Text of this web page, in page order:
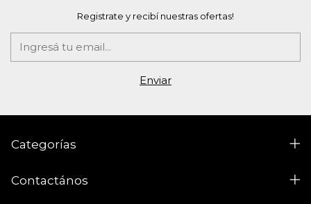
Registrate y recibí nuestras ofertas!
Categorías
Contactános